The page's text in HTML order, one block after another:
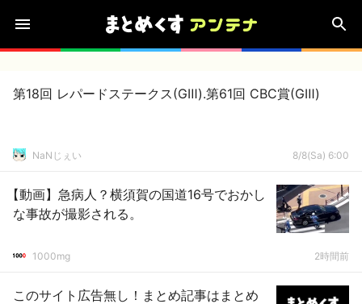
第18回 レパードステークス(GⅢ).第61回 CBC賞(GⅢ)
NaNじぇい 8/8(Sa) 6:00
【動画】急病人？横須賀の国道16号でおかし
な事故が撮影される。
1000mg 2時間前
このサイト広告無し！まとめ記事はまとめ